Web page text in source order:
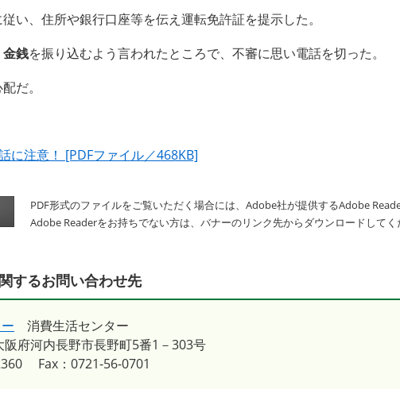
い、住所や銀行口座等を伝え運転免許証を提示した。
金銭を振り込むよう言われたところで、不審に思い電話を切った。
だ。
に注意！ [PDFファイル／468KB]
PDF形式のファイルをご覧いただく場合には、Adobe社が提供するAdobe
Adobe Readerをお持ちでない方は、バナーのリンク先からダウンロードしてく
するお問い合わせ先
消費生活センター
阪府河内長野市長野町5番1－303号
Fax：0721-56-0701